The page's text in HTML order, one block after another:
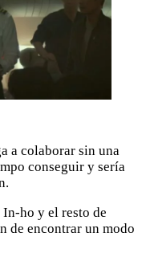
a colaborar sin una
conseguir y sería
ho y el resto de
de encontrar un modo